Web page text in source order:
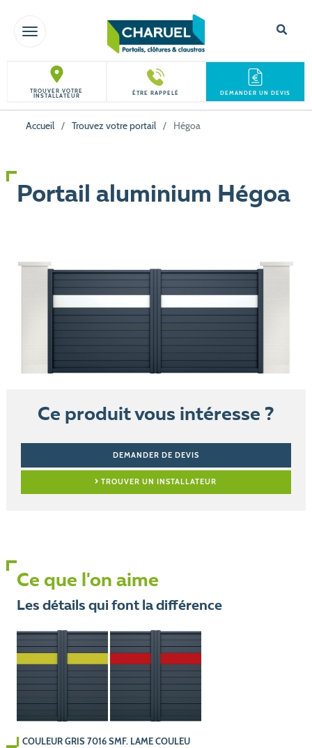
TOGGLE NAVIGATION
TROUVER VOTRE
INSTALLATEUR ÊTRE RAPPELÉ DEMANDER UN DEVIS
Accueil / Trouvez votre portail / Hégoa
Portail aluminium Hégoa
Ce produit vous intéresse ?
DEMANDER DE DEVIS
TROUVER UN INSTALLATEUR
Ce que l'on aime
Les détails qui font la différence
COULEUR GRIS 7016 SMF. LAME COULEUR VERT TIKAL 2525